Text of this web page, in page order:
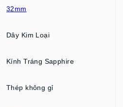
32mm
Dây Kim Loại
Kính Tráng Sapphire
Thép không gỉ